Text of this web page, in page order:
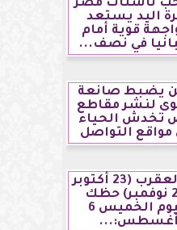
ناشئات مصر
اليد يستعد
قوية أمام
في نصف...
يضبط صانعة
لنشر مقاطع
تخدش الحياء
مواقع التواصل
برج العقرب (23 أكتوبر
- 21 نوفمبر) حظك
اليوم الخميس 6
أغسطس:...